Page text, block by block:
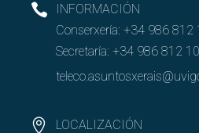
INFORMACIÓN
Conserxería: +34 986 812
Secretaría: +34 986 812
LOCALIZACIÓN